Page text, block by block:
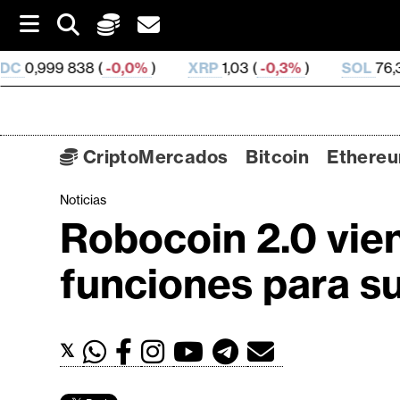
i
p
t
-0,0%) XRP1,03 (-0,3%) SOL76,35 ( 2,02%)
C
r
i
p
t
M
CriptoMercados Bitcoin
Noticias
Robocoin 2.0
funciones para
𝕏